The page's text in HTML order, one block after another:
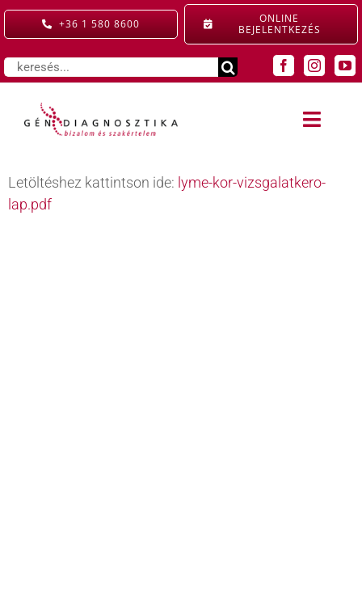
Kihagyás
+36 1 580 8600
ONLINE
BEJELENTKEZÉS
Keresés...
Toggle
SZOLGÁLTATÁSAINK
Letöltéshez kattintson ide: lyme-kor-vizsgalatkero-
lap.pdf